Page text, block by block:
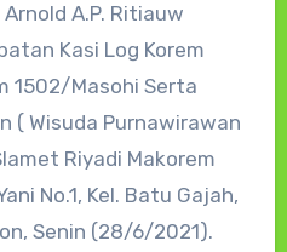
A.P. Ritiauw
Kasi Log Korem
1502/Masohi Serta
( Wisuda Purnawirawan
Riyadi Makorem
No.1, Kel. Batu Gajah,
Senin (28/6/2021).